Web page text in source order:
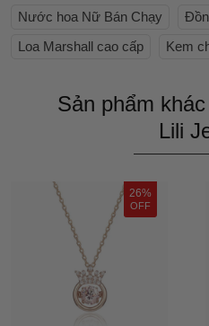
Nước hoa Nữ Bán Chạy
Loa Marshall cao cấp
Kem
Sản phẩm
Lili
26%
OFF